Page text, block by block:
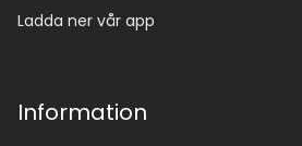
Ladda ner vår app
Information